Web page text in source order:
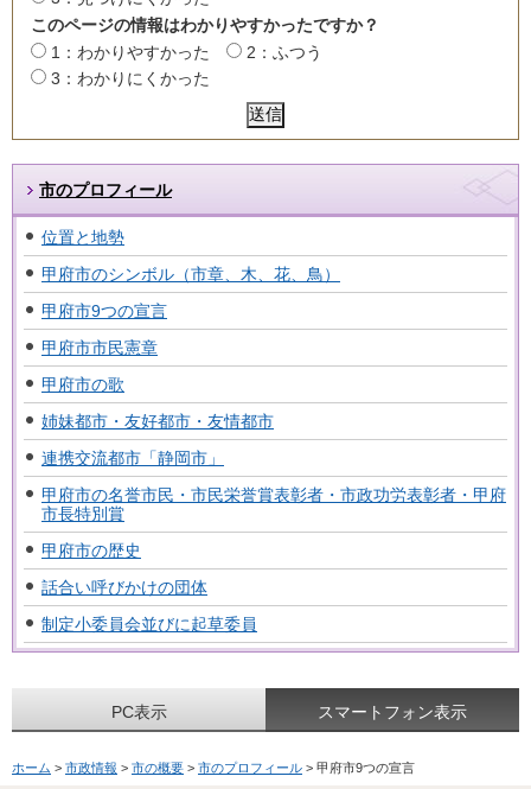
このページの情報はわかりやすかったですか？
1：わかりやすかった
2：ふつう
3：わかりにくかった
市のプロフィール
位置と地勢
甲府市のシンボル（市章、木、花、鳥）
甲府市9つの宣言
甲府市市民憲章
甲府市の歌
姉妹都市・友好都市・友情都市
連携交流都市「静岡市」
甲府市の名誉市民・市民栄誉賞表彰者・市政功労表彰者・甲府
市長特別賞
甲府市の歴史
話合い呼びかけの団体
制定小委員会並びに起草委員
PC表示 スマートフォン表示
ホーム > 市政情報 > 市の概要 > 市のプロフィール > 甲府市9つの宣言